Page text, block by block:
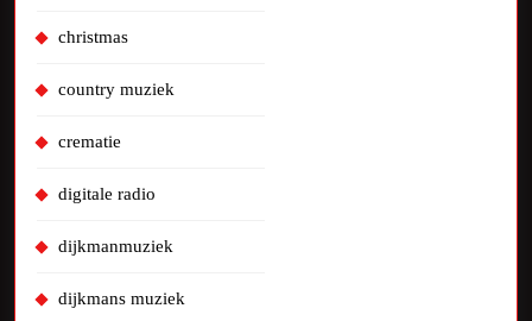
christmas
country muziek
crematie
digitale radio
dijkmanmuziek
dijkmans muziek